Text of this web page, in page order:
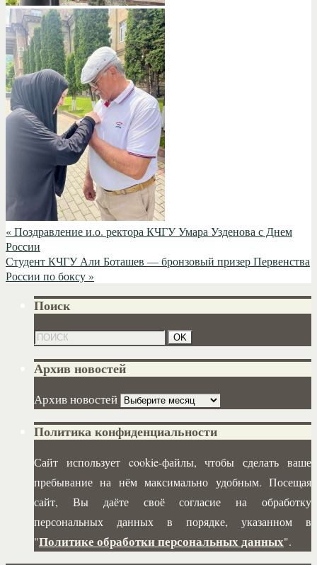
«Поздравление и.о. ректора КЧГУ Умара Узденова с Днем
России
Студент КЧГУ Али Боташев — бронзовый призер Первенства
России по боксу»
Поиск
Архив новостей
Архив новостей
Политика конфиденциальности
Сайт использует cookie-файлы, чтобы сделать ваше
пребывание на нём максимально удобным. Посещая
сайт, Вы даёте своё согласие на обработку
персональных данных в порядке, указанном в
"Политике обработки персональных данных".